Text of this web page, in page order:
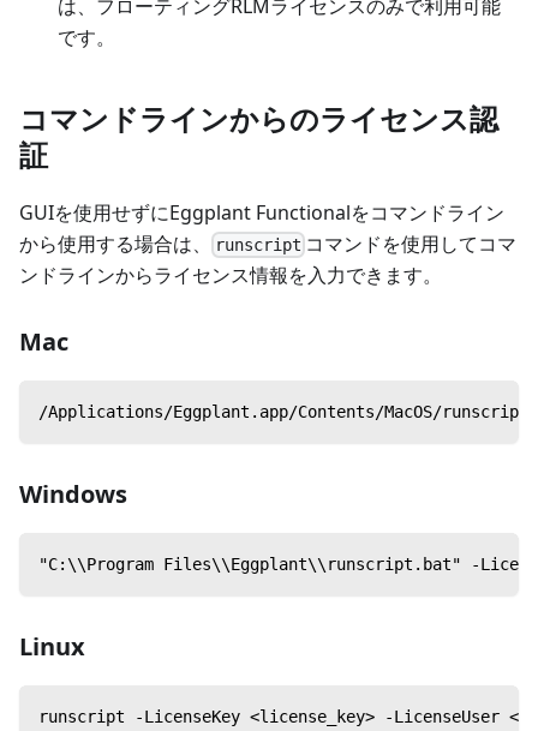
は、フローティングRLMライセンスのみで利用可能
です。
コマンドラインからのライセンス認
証
GUIを使用せずにEggplant Functionalをコマンドライン
から使用する場合は、
runscript コマンドを使用してコマ
ンドラインからライセンス情報を入力できます。
Mac
/Applications/Eggplant.app/Contents/MacOS/runscript
Windows
"C:\\Program Files\\Eggplant\\runscript.bat" -
Linux
runscript -LicenseKey <license_key> -LicenseUser